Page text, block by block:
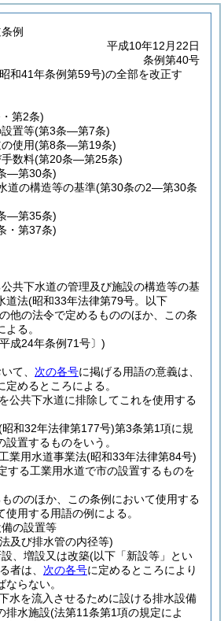
例
平成10年12月22日
条例第40号
和41年条例第59号)の全部を改正す
第2条)
置等(第3条―第7条)
使用(第8条―第19条)
数料(第20条―第25条)
―第30条)
道の構造等の基準(第30条の2―第30条
―第35条)
・第37条)
共下水道の管理及び施設の構造等の基
道法(昭和33年法律第79号。以下
他の法令で定めるもののほか、この条
る。
成24年条例71号〕)
て、 次の各号に掲げる用語の意義は、
定めるところによる。
共下水道に排除してこれを使用する
昭和32年法律第177号)第3条第1項に規
設置するものをいう。
業用水道事業法(昭和33年法律第84号)
する工業用水道で市の設置するものを
ののほか、この条例において使用する
使用する用語の例による。
の設置等
及び排水管の内径等)
、増設又は改築(以下「新設等」とい
者は、 次の各号に定めるところにより
らない。
水を流入させるために設ける排水設備
排水施設(法第11条第1項の規定によ